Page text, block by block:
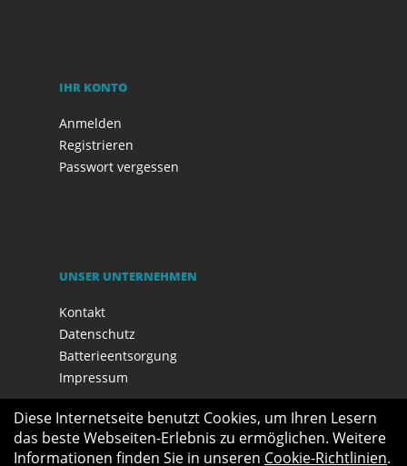
IHR KONTO
Anmelden
Registrieren
Passwort vergessen
UNSER UNTERNEHMEN
Kontakt
Datenschutz
Batterieentsorgung
Impressum
Diese Internetseite benutzt Cookies, um Ihren Lesern
das beste Webseiten-Erlebnis zu ermöglichen. Weitere
Informationen finden Sie in unseren Cookie-Richtlinien.